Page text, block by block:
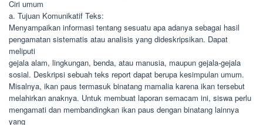
Ciri umum
a. Tujuan Komunikatif Teks:
Menyampaikan informasi tentang sesuatu apa adanya sebagai hasil
pengamatan sistematis atau analisis yang dideskripsikan. Dapat
meliputi
gejala alam, lingkungan, benda, atau manusia, maupun gejala-gejala
sosial. Deskripsi sebuah teks report dapat berupa kesimpulan umum.
Misalnya, ikan paus termasuk binatang mamalia karena ikan tersebut
melahirkan anaknya. Untuk membuat laporan semacam ini, siswa perlu
mengamati dan membandingkan ikan paus dengan binatang lainnya
yang